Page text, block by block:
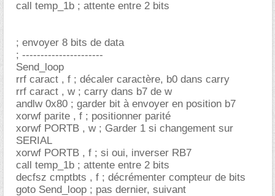
call temp_1b ; attente entre 2 bits
; envoyer 8 bits de data
; ----------------------
Send_loop
rrf caract , f ; décaler caractère, b0 dans carry
rrf caract , w ; carry dans b7 de w
andlw 0x80 ; garder bit à envoyer en position b7
xorwf parite , f ; positionner parité
xorwf PORTB , w ; Garder 1 si changement sur
SERIAL
xorwf PORTB , f ; si oui, inverser RB7
call temp_1b ; attente entre 2 bits
decfsz cmptbts , f ; décrémenter compteur de bits
goto Send_loop ; pas dernier, suivant